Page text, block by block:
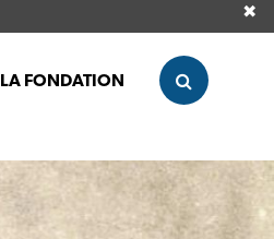
✖
LA FONDATION